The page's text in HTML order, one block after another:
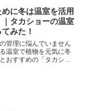
に冬は温室を活用
｜タカショーの温室
みた！
管理に悩んでいません
温室で植物を元気に冬
おすすめの「タカショ